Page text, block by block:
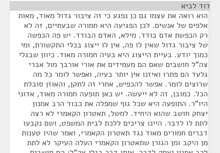
דוד לביא
הוא רואה את עצמו גם כן נפגע כי זה ציבור גדול מאוד, מאות
אלפים של אנשים. לכן הפגיעה היא חמורה שבעתיים, זה לא
רק הכפשת אדם בודד. מילא, האדם הבודד. יש פה הכפשה
של ציבור גדול שאין לו פה, אין לו ייצוג בכלי התקשורת, ומי
כמוך יודע. בעיית הייצוג היא בעיה חמורה מאוד. כיוון שבגלי
צה"ל חושבים שאם הם מעמידים את אורי אורבך מול אברי
גלעד הם פתרו ואיזנו אין יותר בעיה, ואפשר לומר כל מה
שרוצים לומר. אפשר להכפיש, אחרי זה לתקן, והאוזן סובלת
הכל. כמובן, זה לא ייעשה. יש כאן תופעה חמורה מאוד, אדוני
היו"ר. התופעה היא שכל גוף שמפלה את כבוד הרב אמנון
יצחק חושב שהוא היחיד. למשל, תאטרון הקאמרי לא רצה
לתת לו לדבר. היינו צריכים ללכת לבית המשפט, ושם נקבעו
דברים חמורים מאוד נגד תאטרון הקאמרי, ואמר שהיו טענות
מן היקב ומן הגורן שתאטרון הקאמרי העלה העיקר לא לתת